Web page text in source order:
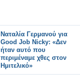
Ναταλία Γερμανού για
Good Job Nicky: «Δεν
ήταν αυτό που
περιμέναμε χθες στον
Ημιτελικό»